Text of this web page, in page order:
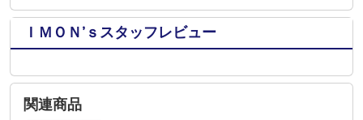
ＩＭＯＮ’ｓスタッフレビュー
関連商品